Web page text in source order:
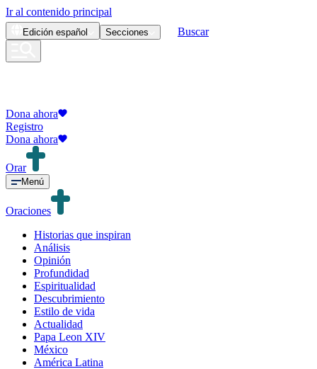
Ir al contenido principal
Edición español Secciones Buscar
Dona ahora
Registro
Dona ahora
Orar
Menú
Oraciones
Historias que inspiran
Análisis
Opinión
Profundidad
Espiritualidad
Descubrimiento
Estilo de vida
Actualidad
Papa Leon XIV
México
América Latina